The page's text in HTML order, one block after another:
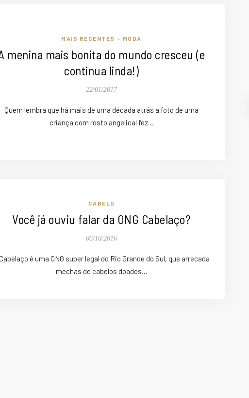
MAIS RECENTES • MODA
menina mais bonita do mundo cresceu (e
continua linda!)
22/01/2017
Quem lembra que há mais de uma década atrás a foto de uma
criança com rosto angelical fez…
CABELO
Você já ouviu falar da ONG Cabelaço?
06/10/2016
é uma ONG super legal do Rio Grande do Sul, que arrecada
mechas de cabelos doados…